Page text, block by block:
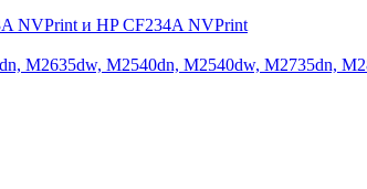
NVPrint и HP CF234A NVPrint
M2635dw, M2540dn, M2540dw, M2735dn,